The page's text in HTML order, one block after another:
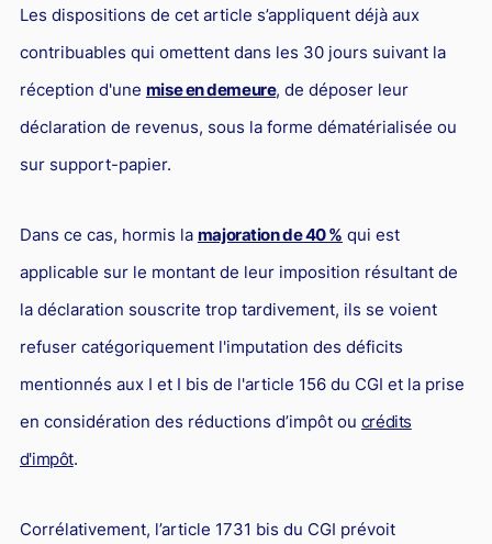
L'industrie
Droit aérien
Caution bancaire
Communication et nouvelles technologies
Grande entreprise
Restructuration d'entreprise
Droit et Fiscalité du marché de l'Art
Transmission d'entreprise et avocat
Gestion des crises
Les dispositions de cet article s’appliquent déjà aux
contribuables qui omettent dans les 30 jours suivant la
réception d'une mise en demeure, de déposer leur
déclaration de revenus, sous la forme dématérialisée ou
sur support-papier.
Dans ce cas, hormis la majoration de 40 % qui est
applicable sur le montant de leur imposition résultant de
la déclaration souscrite trop tardivement, ils se voient
refuser catégoriquement l'imputation des déficits
mentionnés aux I et I bis de l'article 156 du CGI et la prise
en considération des réductions d’impôt ou crédits
d'impôt.
Corrélativement, l’article 1731 bis du CGI prévoit